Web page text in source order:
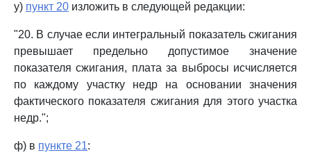
у) пункт 20 изложить в следующей редакции:
"20. В случае если интегральный показатель сжигания
превышает предельно допустимое значение
показателя сжигания, плата за выбросы исчисляется
по каждому участку недр на основании значения
фактического показателя сжигания для этого участка
недр.";
ф) в пункте 21: